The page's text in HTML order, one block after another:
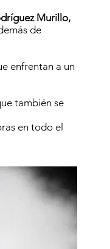
Murillo,
de
enfrentan a un
también se
en todo el